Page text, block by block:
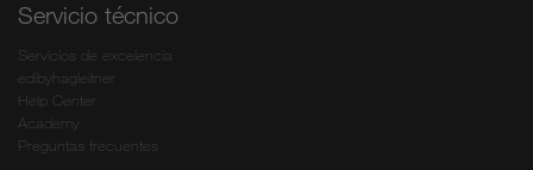
Servicio técnico
Servicios de excelencia
edibyhagleitner
Help Center
Academy
Preguntas frecuentes